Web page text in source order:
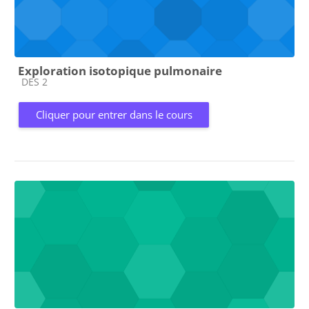
Exploration isotopique pulmonaire
Catégorie de cours
DES 2
Cliquer pour entrer dans le cours